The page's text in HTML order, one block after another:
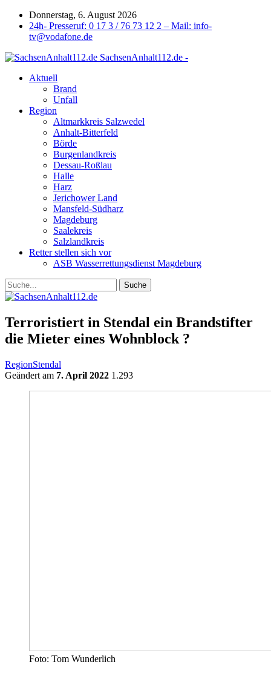
Donnerstag, 6. August 2026
24h- Presseruf: 0 17 3 / 76 73 12 2 – Mail: info-
tv@vodafone.de
SachsenAnhalt112.de -
Aktuell
Brand
Unfall
Region
Altmarkkreis Salzwedel
Anhalt-Bitterfeld
Börde
Burgenlandkreis
Dessau-Roßlau
Halle
Harz
Jerichower Land
Mansfeld-Südharz
Magdeburg
Saalekreis
Salzlandkreis
Retter stellen sich vor
ASB Wasserrettungsdienst Magdeburg
Terroristiert in Stendal ein Brandstifter
die Mieter eines Wohnblock ?
RegionStendal
Geändert am 7. April 2022 1.293
Foto: Tom Wunderlich